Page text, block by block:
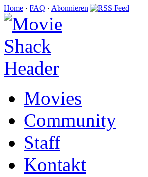
Home · FAQ · Abonnieren
Movies
Community
Staff
Kontakt